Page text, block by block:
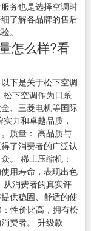
务也是选择空调时
了解各品牌的售后
。
怎么样?看
下是关于松下空调
松下空调作为日系
、三菱电机等国际
力和卓越品质，
质量： 高品质与
了消费者的广泛认
。 稀土压缩机：
用寿命，表现出色
从消费者的真实评
供稳固、舒适的使
性价比高，拥有松
费者。 升级款